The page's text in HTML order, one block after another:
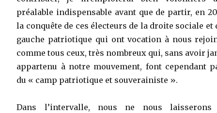
préalable indispensable avant que de partir, en
la conquête de ces électeurs de la droite sociale et
gauche patriotique qui ont vocation à nous
comme tous ceux, très nombreux qui, sans avoir
appartenu à notre mouvement, font cependant
du « camp patriotique et souverainiste ».
Dans l’intervalle, nous ne nous laisserons